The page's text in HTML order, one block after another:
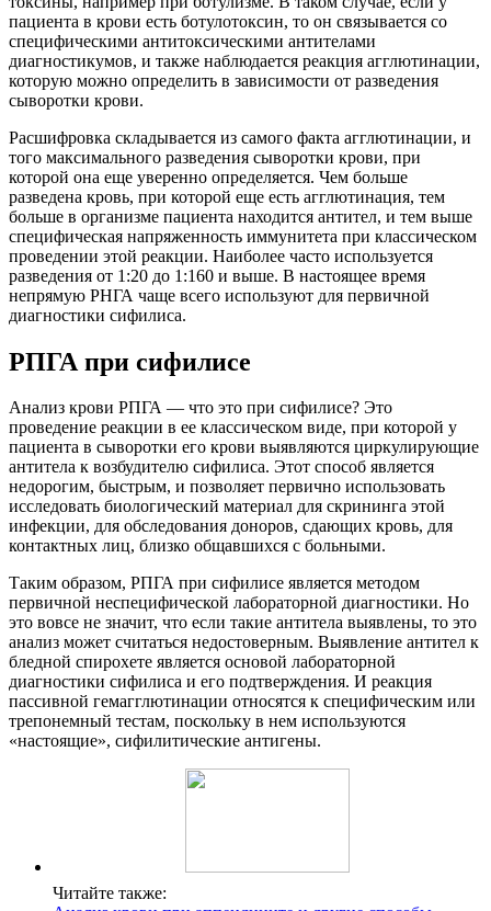
пациента в крови есть ботулотоксин, то он связывается со
специфическими антитоксическими антителами
диагностикумов, и также наблюдается реакция агглютинации,
которую можно определить в зависимости от разведения
сыворотки крови.
Расшифровка складывается из самого факта агглютинации, и
того максимального разведения сыворотки крови, при
которой она еще уверенно определяется. Чем больше
разведена кровь, при которой еще есть агглютинация, тем
больше в организме пациента находится антител, и тем выше
специфическая напряженность иммунитета при классическом
проведении этой реакции. Наиболее часто используется
разведения от 1:20 до 1:160 и выше. В настоящее время
непрямую РНГА чаще всего используют для первичной
диагностики сифилиса.
РПГА при сифилисе
Анализ крови РПГА — что это при сифилисе? Это
проведение реакции в ее классическом виде, при которой у
пациента в сыворотки его крови выявляются циркулирующие
антитела к возбудителю сифилиса. Этот способ является
недорогим, быстрым, и позволяет первично использовать
исследовать биологический материал для скрининга этой
инфекции, для обследования доноров, сдающих кровь, для
контактных лиц, близко общавшихся с больными.
Таким образом, РПГА при сифилисе является методом
первичной неспецифической лабораторной диагностики. Но
это вовсе не значит, что если такие антитела выявлены, то это
анализ может считаться недостоверным. Выявление антител к
бледной спирохете является основой лабораторной
диагностики сифилиса и его подтверждения. И реакция
пассивной гемагглютинации относятся к специфическим или
трепонемный тестам, поскольку в нем используются
«настоящие», сифилитические антигены.
Читайте также: